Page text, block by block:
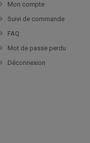
Mon compte
Suivi de commande
FAQ
Mot de passe perdu
Déconnexion